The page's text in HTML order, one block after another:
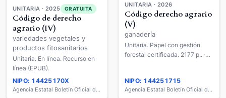
UNITARIA · 2025 GRATUITA
Código de derecho
agrario (IV)
variedades vegetales y
productos fitosanitarios
Unitaria. En línea. Recurso en
línea (EPUB).
NIPO: 14425170X
Agencia Estatal Boletín Oficial del Estado
UNITARIA · 2026
Código derecho agrario
(V)
ganadería
Unitaria. Papel con gestión
forestal certificada. 2177 p.. ·
NIPO: 144251715
Agencia Estatal Boletín Oficial del Estado